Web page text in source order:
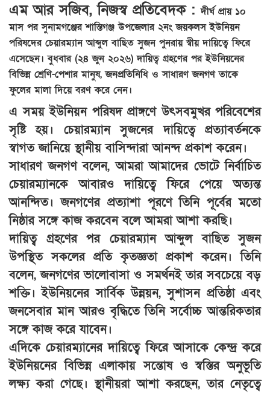
এম আর সজিব, নিজস্ব প্রতিবেদক :দীর্ঘ প্রায় ১০
মাস পর সুনামগঞ্জের শান্তিগঞ্জ উপজেলার ২নং জয়কলস ইউনিয়ন
পরিষদের চেয়ারম্যান আব্দুল বাছিত সুজন পুনরায় স্বীয় দায়িত্বে ফিরে
এসেছেন। বুধবার (২৪ জুন ২০২৬) দায়িত্ব গ্রহণের পর ইউনিয়নের
বিভিন্ন শ্রেণি-পেশার মানুষ, জনপ্রতিনিধি ও সাধারণ জনগণ তাকে
ফুলের মালা দিয়ে বরণ করে নেন।
এ সময় ইউনিয়ন পরিষদ প্রাঙ্গণে উৎসবমুখর পরিবেশের
সৃষ্টি হয়। চেয়ারম্যান সুজনের দায়িত্বে প্রত্যাবর্তনকে
স্বাগত জানিয়ে স্থানীয় বাসিন্দারা আনন্দ প্রকাশ করেন।
সাধারণ জনগণ বলেন, আমরা আমাদের ভোটে নির্বাচিত
চেয়ারম্যানকে আবারও দায়িত্বে ফিরে পেয়ে অত্যন্ত
আনন্দিত। জনগণের প্রত্যাশা পূরণে তিনি পূর্বের মতো
নিষ্ঠার সঙ্গে কাজ করবেন বলে আমরা আশা করছি।
দায়িত্ব গ্রহণের পর চেয়ারম্যান আব্দুল বাছিত সুজন
উপস্থিত সকলের প্রতি কৃতজ্ঞতা প্রকাশ করেন। তিনি
বলেন, জনগণের ভালোবাসা ও সমর্থনই তার সবচেয়ে বড়
শক্তি। ইউনিয়নের সার্বিক উন্নয়ন, সুশাসন প্রতিষ্ঠা এবং
জনসেবার মান আরও বৃদ্ধিতে তিনি সর্বোচ্চ আন্তরিকতার
সঙ্গে কাজ করে যাবেন।
এদিকে চেয়ারম্যানের দায়িত্বে ফিরে আসাকে কেন্দ্র করে
ইউনিয়নের বিভিন্ন এলাকায় সন্তোষ ও স্বস্তির অনুভূতি
লক্ষ্য করা গেছে। স্থানীয়রা আশা করছেন, তার নেতৃত্বে